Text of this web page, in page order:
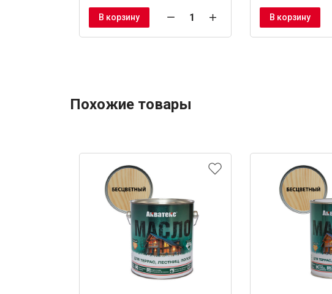
В корзину В корзину
Похожие товары